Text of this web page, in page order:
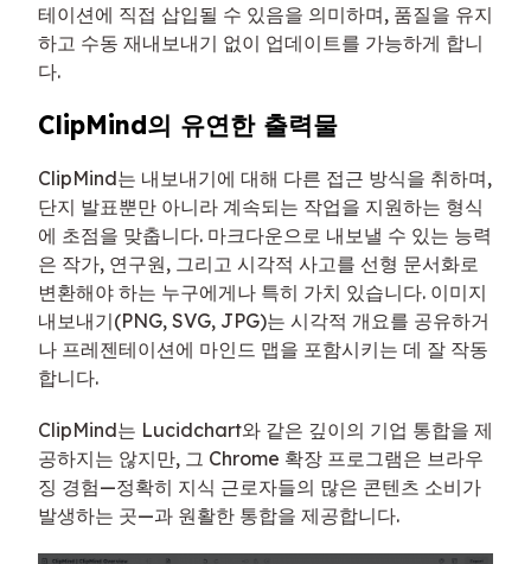
테이션에 직접 삽입될 수 있음을 의미하며, 품질을 유지
하고 수동 재내보내기 없이 업데이트를 가능하게 합니
다.
ClipMind의 유연한 출력물
ClipMind는 내보내기에 대해 다른 접근 방식을 취하며,
단지 발표뿐만 아니라 계속되는 작업을 지원하는 형식
에 초점을 맞춥니다. 마크다운으로 내보낼 수 있는 능력
은 작가, 연구원, 그리고 시각적 사고를 선형 문서화로
변환해야 하는 누구에게나 특히 가치 있습니다. 이미지
내보내기(PNG, SVG, JPG)는 시각적 개요를 공유하거
나 프레젠테이션에 마인드 맵을 포함시키는 데 잘 작동
합니다.
ClipMind는 Lucidchart와 같은 깊이의 기업 통합을 제
공하지는 않지만, 그 Chrome 확장 프로그램은 브라우
징 경험—정확히 지식 근로자들의 많은 콘텐츠 소비가
발생하는 곳—과 원활한 통합을 제공합니다.